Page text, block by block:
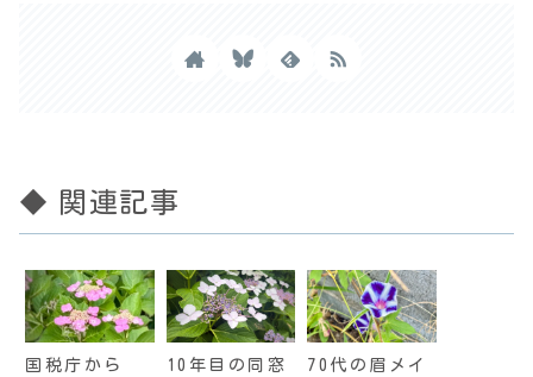
◆ 関連記事
国税庁から
10年目の同窓
70代の眉メイ